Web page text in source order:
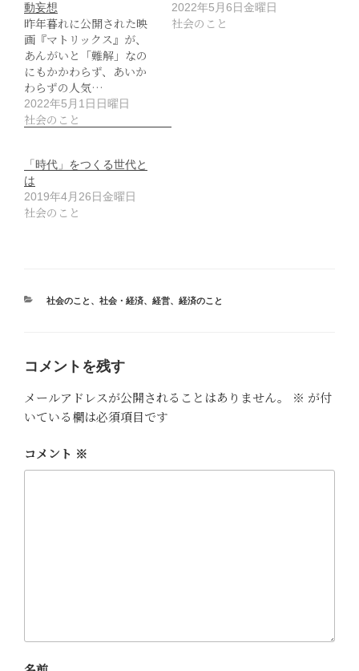
動妄想
昨年暮れに公開された映
画『マトリックス』が、
あんがいと「難解」なの
にもかかわらず、あいか
わらずの人気…
2022年5月1日日曜日
社会のこと
2022年5月6日金曜日
社会のこと
「時代」をつくる世代と
は
2019年4月26日金曜日
社会のこと
カ
社会のこと 、 社会・経済、 経営、 経済のこと
コメントを残す
メールアドレスが公開されることはありません。 ※ が付
いている欄は必須項目です
コメント ※